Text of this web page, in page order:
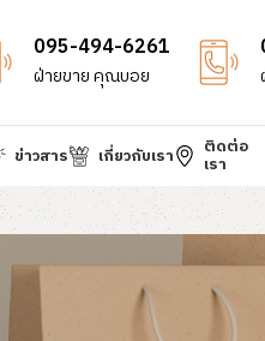
095-494-6261
ฝ่ายขาย คุณบอย
ข่าวสาร เกี่ยวกับเรา ติดต่อ
เรา